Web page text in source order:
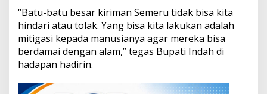
a
n
P
e
n
t
“Batu-batu besar kiriman Semeru tidak bisa kita
hindari atau tolak. Yang bisa kita lakukan adalah
mitigasi kepada manusianya agar mereka bisa
berdamai dengan alam,” tegas Bupati Indah di
hadapan hadirin.